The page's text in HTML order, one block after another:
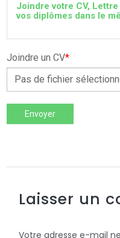
Joindre votre CV,
vos diplômes dans le
Joindre un CV*
Pas de fichier
Envoyer
Laisser un
Votre adresse e-mail